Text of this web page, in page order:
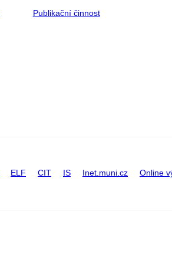
Publikační činnost
ELF CIT IS Inet.muni.cz Online